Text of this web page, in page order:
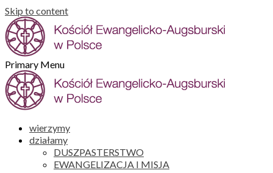
Skip to content
Primary Menu
wierzymy
działamy
DUSZPASTERSTWO
EWANGELIZACJA I MISJA